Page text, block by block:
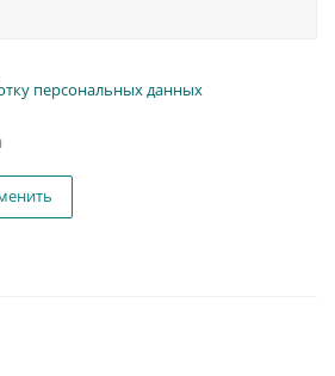
персональных данных